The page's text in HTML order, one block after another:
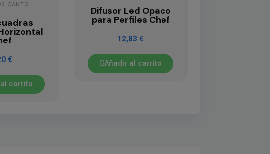
CANTO
€
carrito
Difusor Led Opaco
para Perfiles Chef
12,83 €
Añadir al carrito